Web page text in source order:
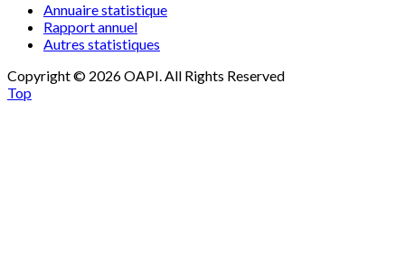
Annuaire statistique
Rapport annuel
Autres statistiques
Copyright © 2026 OAPI. All Rights Reserved
Top